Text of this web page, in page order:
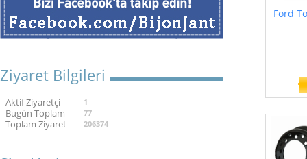
Ziyaret Bilgileri
Aktif Ziyaretçi 1
Bugün Toplam 77
Toplam Ziyaret 206374
Ford